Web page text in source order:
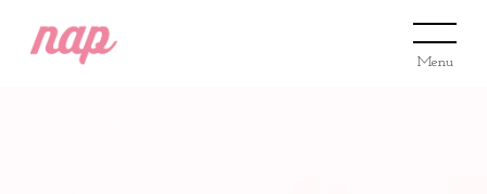
Menu